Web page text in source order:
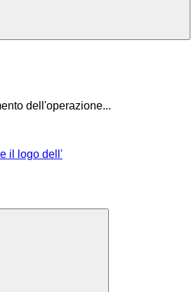
dell'operazione...